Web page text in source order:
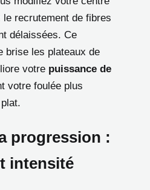
recrutement de fibres
délaissées. Ce
brise les plateaux de
votre puissance de
votre foulée plus
progression :
intensité